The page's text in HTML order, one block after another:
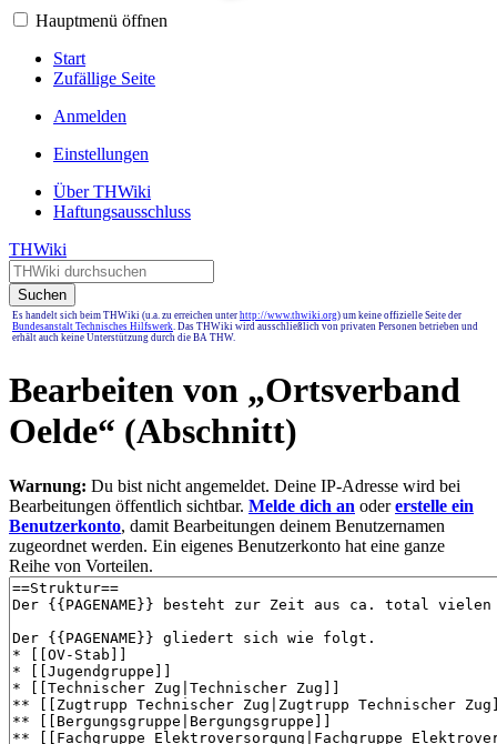
Hauptmenü öffnen
Start
Zufällige Seite
Anmelden
Einstellungen
Über THWiki
Haftungsausschluss
THWiki
Suchen
Es handelt sich beim THWiki (u.a. zu erreichen unter http://www.thwiki.org) um keine offizielle Seite der
Bundesanstalt Technisches Hilfswerk. Das THWiki wird ausschließlich von privaten Personen betrieben und
erhält auch keine Unterstützung durch die BA THW.
Bearbeiten von „Ortsverband
Oelde“ (Abschnitt)
Warnung: Du bist nicht angemeldet. Deine IP-Adresse wird bei
Bearbeitungen öffentlich sichtbar. Melde dich an odererstelle ein
Benutzerkonto, damit Bearbeitungen deinem Benutzernamen
zugeordnet werden. Ein eigenes Benutzerkonto hat eine ganze
Reihe von Vorteilen.